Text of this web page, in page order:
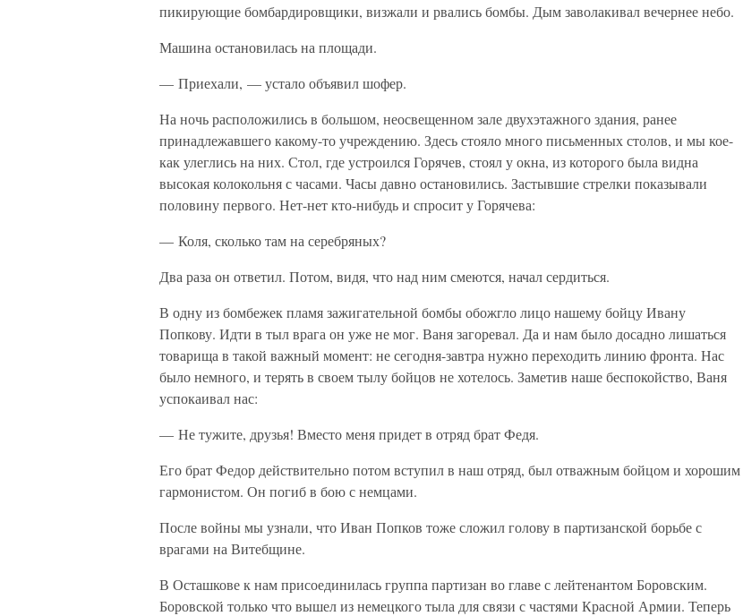
пикирующие бомбардировщики, визжали и рвались бомбы. Дым заволакивал вечернее небо.
Машина остановилась на площади.
— Приехали, — устало объявил шофер.
На ночь расположились в большом, неосвещенном зале двухэтажного здания, ранее
принадлежавшего какому-то учреждению. Здесь стояло много письменных столов, и мы кое-
как улеглись на них. Стол, где устроился Горячев, стоял у окна, из которого была видна
высокая колокольня с часами. Часы давно остановились. Застывшие стрелки показывали
половину первого. Нет-нет кто-нибудь и спросит у Горячева:
— Коля, сколько там на серебряных?
Два раза он ответил. Потом, видя, что над ним смеются, начал сердиться.
В одну из бомбежек пламя зажигательной бомбы обожгло лицо нашему бойцу Ивану
Попкову. Идти в тыл врага он уже не мог. Ваня загоревал. Да и нам было досадно лишаться
товарища в такой важный момент: не сегодня-завтра нужно переходить линию фронта. Нас
было немного, и терять в своем тылу бойцов не хотелось. Заметив наше беспокойство, Ваня
успокаивал нас:
— Не тужите, друзья! Вместо меня придет в отряд брат Федя.
Его брат Федор действительно потом вступил в наш отряд, был отважным бойцом и хорошим
гармонистом. Он погиб в бою с немцами.
После войны мы узнали, что Иван Попков тоже сложил голову в партизанской борьбе с
врагами на Витебщине.
В Осташкове к нам присоединилась группа партизан во главе с лейтенантом Боровским.
Боровской только что вышел из немецкого тыла для связи с частями Красной Армии. Теперь